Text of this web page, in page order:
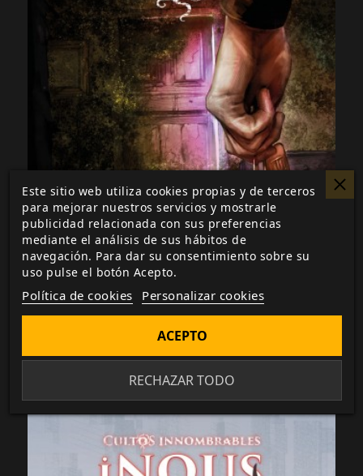
Este sitio web utiliza cookies propias y de terceros
para mejorar nuestros servicios y mostrarle
publicidad relacionada con sus preferencias
mediante el análisis de sus hábitos de
navegación. Para dar su consentimiento sobre su
uso pulse el botón Acepto.
Política de cookies Personalizar cookies
RECHAZAR TODO
ACEPTO